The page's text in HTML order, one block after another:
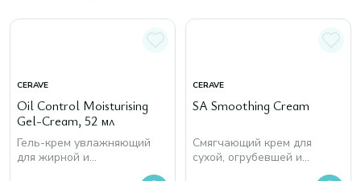
CERAVE
Oil Control Moisturising
Gel-Cream, 52 мл
Гель-крем увлажняющий
для жирной и
CERAVE
SA Smoothing Cream
Смягчающий крем для
сухой, огрубевшей и